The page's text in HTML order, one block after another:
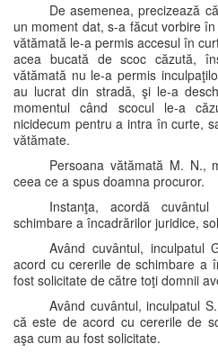
De asemenea, precizează
un moment dat, s-a făcut vorbire
vătămată le-a permis accesul în
acea bucată de scoc căzută,
vătămată nu le-a permis
au lucrat din stradă, şi le-a
momentul când scocul le-a
nicidecum pentru a intra în curte,
vătămate.
Persoana vătămată M. N.,
ceea ce a spus doamna procuror.
Instanţa, acordă
schimbare a încadrărilor juridice,
Având cuvântul, inculpatul
acord cu cererile de schimbare a
fost solicitate de către toţi domnii
Având cuvântul, inculpatul
că este de acord cu cererile de
aşa cum au fost solicitate.